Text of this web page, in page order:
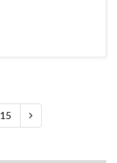
15